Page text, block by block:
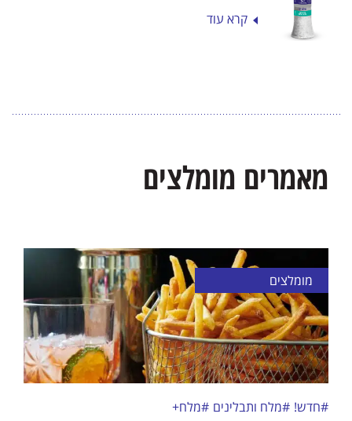
קרא עוד
מאמרים מומלצים
מומלצים
#חדש! #מלח ותבלינים #מלח+